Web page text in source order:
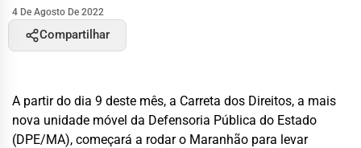
4 De Agosto De 2022
Compartilhar
A partir do dia 9 deste mês, a Carreta dos Direitos, a mais
nova unidade móvel da Defensoria Pública do Estado
(DPE/MA), começará a rodar o Maranhão para levar